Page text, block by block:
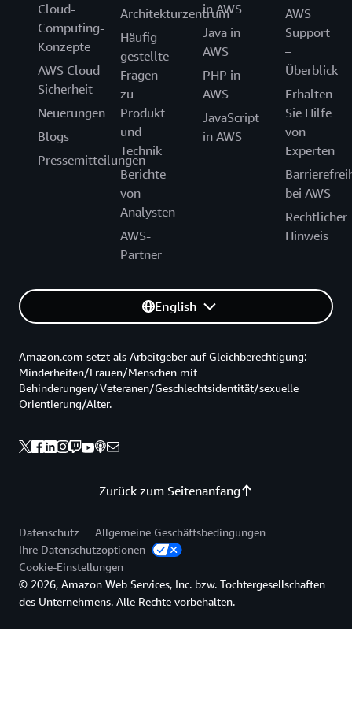
Cloud-
Computing-
Konzepte
AWS Cloud
Sicherheit
Neuerungen
Blogs
Pressemitteilungen
Architekturzentrum
Häufig
gestellte
Fragen
zu
Produkt
und
Technik
Berichte
von
Analysten
AWS-
Partner
in AWS
Java in
AWS
PHP in
AWS
JavaScript
in AWS
AWS
Support
–
Überblick
Erhalten
Sie Hilfe
von
Experten
bei AWS
Rechtlicher
Hinweis
English
Zurück zum Seitenanfang
Amazon.com setzt als Arbeitgeber auf Gleichberechtigung:
Minderheiten/Frauen/Menschen mit
Behinderungen/Veteranen/Geschlechtsidentität/sexuelle
Orientierung/Alter.
Datenschutz
Allgemeine Geschäftsbedingungen
Ihre Datenschutzoptionen
Cookie-Einstellungen
© 2026, Amazon Web Services, Inc. bzw. Tochtergesellschaften
des Unternehmens. Alle Rechte vorbehalten.